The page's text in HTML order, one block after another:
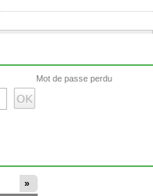
Mot de passe perdu
»